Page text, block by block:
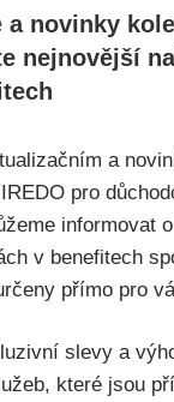
a novinky
nejnovější
a
pro
informovat
v benefitech
přímo pro
slevy a
které jsou